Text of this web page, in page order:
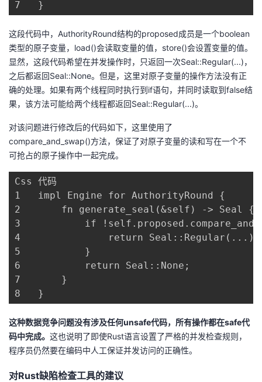
7	}
这段代码中，AuthorityRound结构的proposed成员是一个boolean
类型的原子变量，load()会读取变量的值，store()会设置变量的值。
显然，这段代码希望在并发操作时，只返回一次Seal::Regular(...)，
之后都返回Seal::None。但是，这里对原子变量的操作方法没有正
确的处理。如果有两个线程同时执行到if语句，并同时读取到false结
果，该方法可能给两个线程都返回Seal::Regular(...)。
对该问题进行修改后的代码如下，这里使用了
compare_and_swap()方法，保证了对原子变量的读和写在一个不
可抢占的原子操作中一起完成。
Css 代码
1	impl Engine for AuthorityRound {
2	    fn generate_seal(&self) -> Seal {
3	        if !self.proposed.compare_and_swap(false, true) {
4	            return Seal::Regular(...);
5	        }
6	        return Seal::None;
7	    }
8	}
这种数据竞争问题没有涉及任何unsafe代码，所有操作都在safe代
码中完成。 这也说明了即使Rust语言设置了严格的并发检查规则，
程序员仍然要在编码中人工保证并发访问的正确性。
对Rust缺陷检查工具的建议